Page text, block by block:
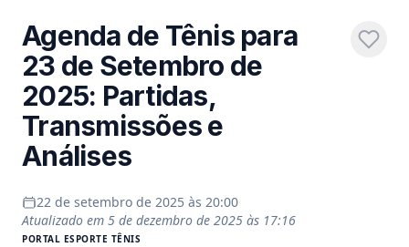
Agenda de Tênis para
23 de Setembro de
2025: Partidas,
Transmissões e
Análises
22 de setembro de 2025 às 20:00
Atualizado em 5 de dezembro de 2025 às 17:16
PORTAL ESPORTE TÊNIS